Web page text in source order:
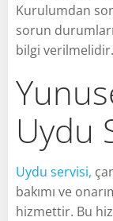
Kurulumdan
sorun
bilgi verilmelidir.
Uydu
Uydu servisi,
bakımı ve
hizmettir. Bu